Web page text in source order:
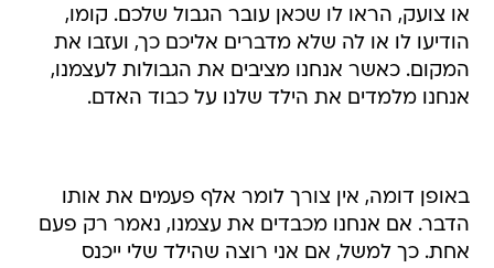
או צועק, הראו לו שכאן עובר הגבול שלכם. קומו,
הודיעו לו או לה שלא מדברים אליכם כך, ועזבו את
המקום. כאשר אנחנו מציבים את הגבולות לעצמנו,
אנחנו מלמדים את הילד שלנו על כבוד האדם.
באופן דומה, אין צורך לומר אלף פעמים את אותו
הדבר. אם אנחנו מכבדים את עצמנו, נאמר רק פעם
אחת. כך למשל, אם אני רוצה שהילד שלי ייכנס